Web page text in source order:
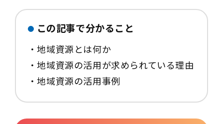
この記事で分かること
・地域資源とは何か
・地域資源の活用が求められている理由
・地域資源の活用事例